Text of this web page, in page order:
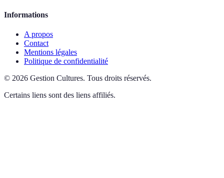
Informations
A propos
Contact
Mentions légales
Politique de confidentialité
© 2026 Gestion Cultures. Tous droits réservés.
Certains liens sont des liens affiliés.